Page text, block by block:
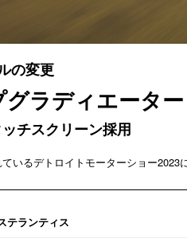
の変更
ラディエーター
チスクリーン採用
いるデトロイトモーターショー2023
ランティス